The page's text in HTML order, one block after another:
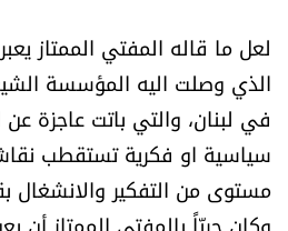
لعل ما قاله المفتي الممتاز
الذي وصلت اليه المؤسسة
في لبنان، والتي باتت عاجزة
سياسية او فكرية تستقطب
مستوى من التفكير والانشغال